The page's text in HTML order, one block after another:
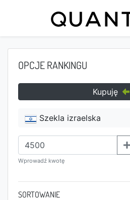
OPCJE RANKINGU
Kupuję
Szekla izraelska
Wprowadź kwotę
SORTOWANIE